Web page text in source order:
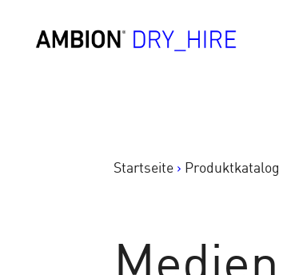
Startseite > Produktkatalog
Medien